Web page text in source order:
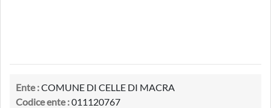
Ente :COMUNE DI CELLE DI MACRA
Codice ente :011120767